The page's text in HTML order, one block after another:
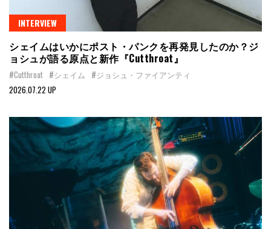
INTERVIEW
シェイムはいかにポスト・パンクを再発見したのか？ジ
ョシュが語る原点と新作『Cutthroat』
#Cutthroat #シェイム #ジョシュ・ファイアンティ
2026.07.22 UP